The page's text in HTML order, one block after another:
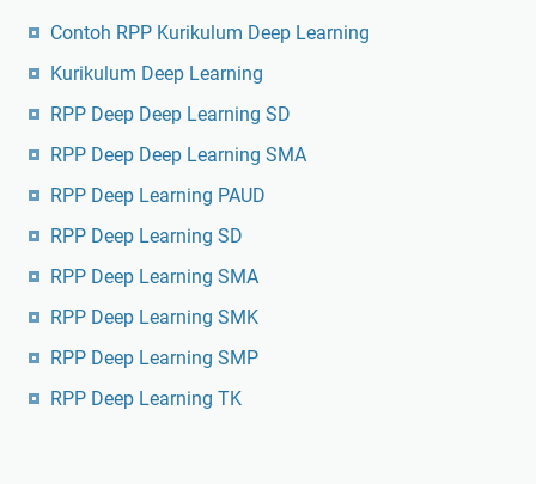
Contoh RPP Kurikulum Deep Learning
Kurikulum Deep Learning
RPP Deep Deep Learning SD
RPP Deep Deep Learning SMA
RPP Deep Learning PAUD
RPP Deep Learning SD
RPP Deep Learning SMA
RPP Deep Learning SMK
RPP Deep Learning SMP
RPP Deep Learning TK